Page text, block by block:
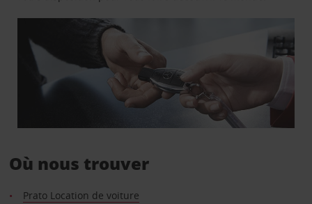
Où nous trouver
Prato Location de voiture